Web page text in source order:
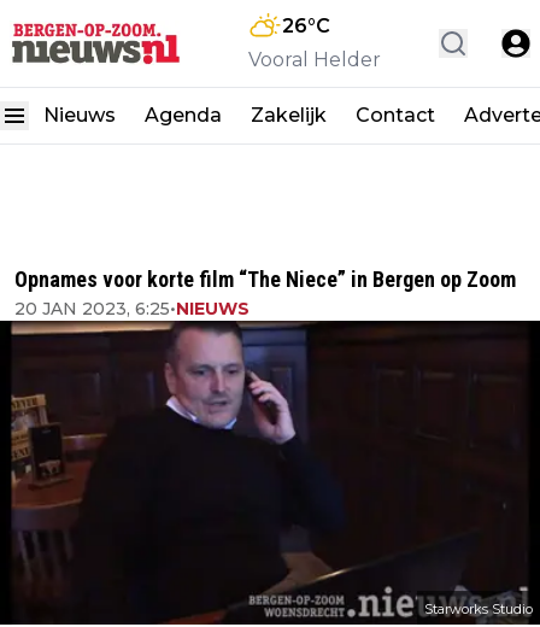
26°C
Vooral Helder
Nieuws Agenda Zakelijk Contact
Opnames voor korte film “The Niece” in Bergen op Zoom
20 JAN 2023, 6:25•NIEUWS
Starworks Studio